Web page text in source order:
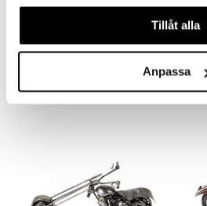
våra cookies vid fortsatt
Tillåt alla
Anpassa1849